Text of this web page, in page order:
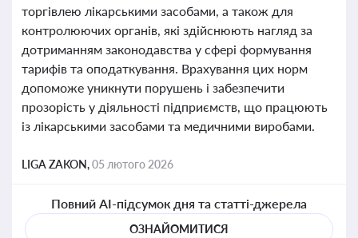
торгівлею лікарськими засобами, а також для
контролюючих органів, які здійснюють нагляд за
дотриманням законодавства у сфері формування
тарифів та оподаткування. Врахування цих норм
допоможе уникнути порушень і забезпечити
прозорість у діяльності підприємств, що працюють
із лікарськими засобами та медичними виробами.
LIGA ZAKON,05 лютого 2026
Повний AI-підсумок дня та статті-джерела
ОЗНАЙОМИТИСЯ